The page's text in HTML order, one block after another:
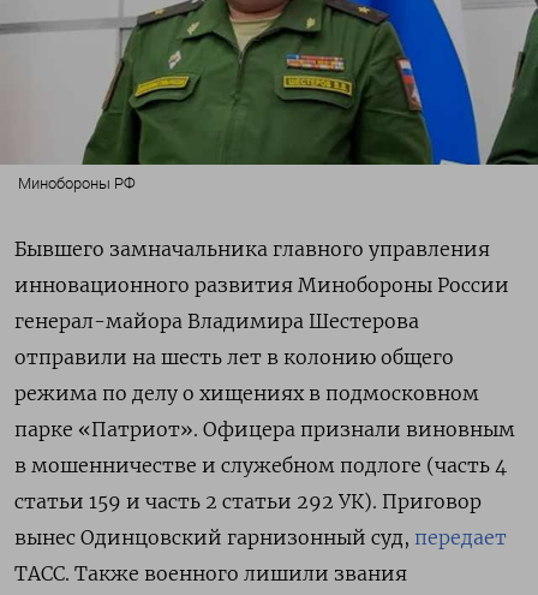
Минобороны РФ
Бывшего замначальника главного управления
инновационного развития Минобороны России
генерал-майора Владимира Шестерова
отправили на шесть лет в колонию общего
режима по делу о хищениях в подмосковном
парке «Патриот». Офицера признали виновным
в мошенничестве и служебном подлоге (часть 4
статьи 159 и часть 2 статьи 292 УК). Приговор
вынес Одинцовский гарнизонный суд, передает
ТАСС. Также военного лишили звания